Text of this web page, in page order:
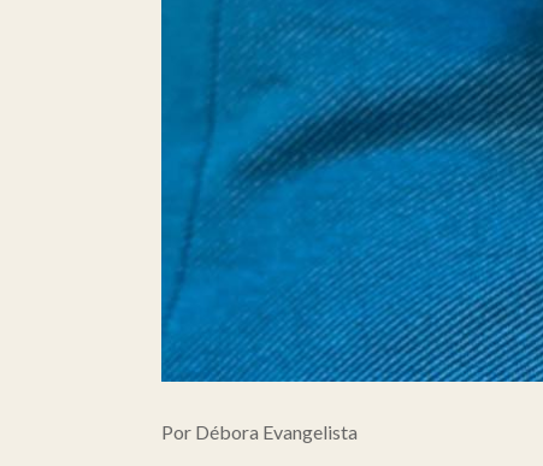
Por Débora Evangelista